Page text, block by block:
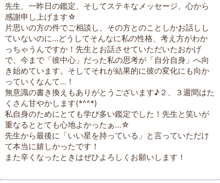
先生、一昨日の鑑定、そしてステキなメッセージ、心から
感謝申し上げます☆
片思いの方の件でご相談し、その方とのことしかお話しし
ていないのに…どうしてそんなに私の性格、考え方がわか
っちゃうんですか！先生とお話させていただいたおかげ
で、今まで「彼中心」だった私の思考が「自分自身」へ向
き始めています。そしてそれが結果的に彼の変化にも向か
っていくなんて…！
無意識の書き換えもありがとうございます♪２、３週間はた
くさん甘やかします(*^^*)
私自身のためにとても学び多い鑑定でした！先生と笑いが
重なるととても心地よかったぁ…☆
先生から最後に「いい星を持っている」と言っていただけ
て本当に嬉しかったです！
また辛くなったときはぜひよろしくお願いします！